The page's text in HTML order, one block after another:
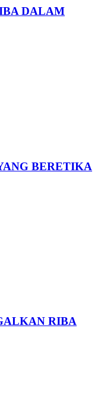
DALAM
BERETIKA
RIBA